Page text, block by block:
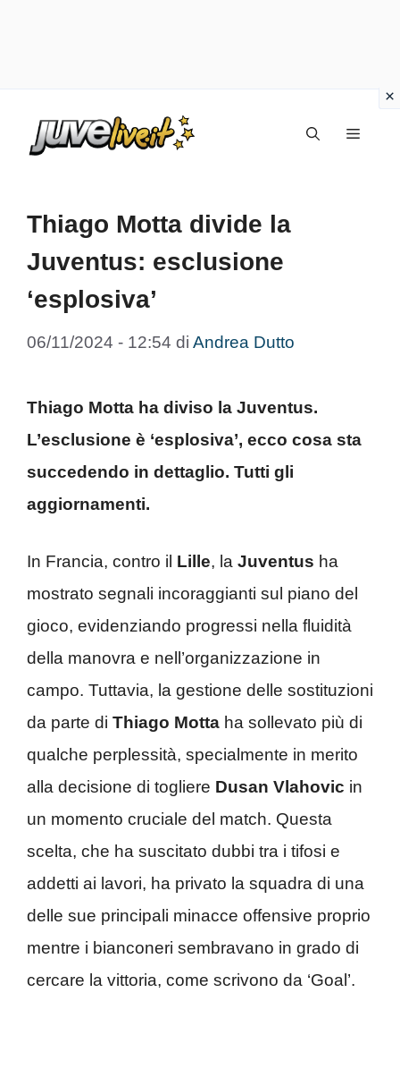
Menu
Thiago Motta divide la
Juventus: esclusione
‘esplosiva’
06/11/2024 - 12:54 di Andrea Dutto
Thiago Motta ha diviso la Juventus.
L’esclusione è ‘esplosiva’, ecco cosa sta
succedendo in dettaglio. Tutti gli
aggiornamenti.
In Francia, contro il Lille, la Juventus ha
mostrato segnali incoraggianti sul piano del
gioco, evidenziando progressi nella fluidità
della manovra e nell’organizzazione in
campo. Tuttavia, la gestione delle sostituzioni
da parte di Thiago Motta ha sollevato più di
qualche perplessità, specialmente in merito
alla decisione di togliere Dusan Vlahovic in
un momento cruciale del match. Questa
scelta, che ha suscitato dubbi tra i tifosi e
addetti ai lavori, ha privato la squadra di una
delle sue principali minacce offensive proprio
mentre i bianconeri sembravano in grado di
cercare la vittoria, come scrivono da ‘Goal’.